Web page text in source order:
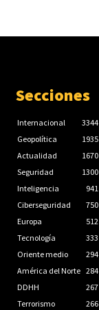
Secciones
Internacional
3344
Geopolítica
1935
Actualidad
1670
Seguridad
1300
Inteligencia
941
Ciberseguridad
750
Europa
512
Tecnología
333
Oriente medio
294
América del Norte 284
DDHH
267
Terrorismo
266